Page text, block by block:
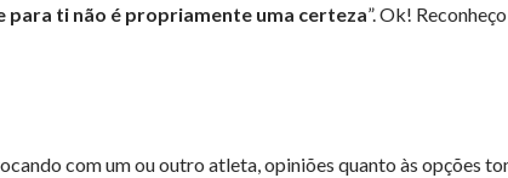
ti não é propriamente uma certeza”. Ok!
com um ou outro atleta, opiniões quanto às opções